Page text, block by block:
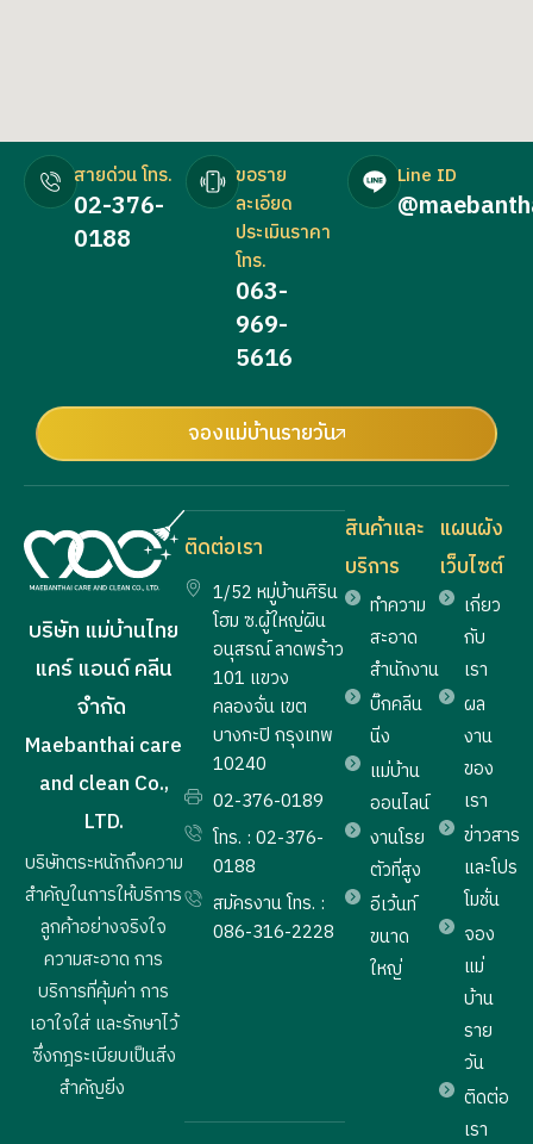
สายด่วน โทร.
02-376-
0188
ขอราย
ละเอียด
ประเมินราคา
โทร.
063-
969-
5616
Line ID
จองแม่บ้านรายวัน
บริษัท แม่บ้านไทย
แคร์ แอนด์ คลีน
จำกัด
Maebanthai care
and clean Co.,
LTD.
บริษัทตระหนักถึงความ
สำคัญในการให้บริการ
ลูกค้าอย่างจริงใจ
ความสะอาด การ
บริการที่คุ้มค่า การ
เอาใจใส่ และรักษาไว้
ซึ่งกฎระเบียบเป็นสิ่ง
สำคัญยิ่ง
ติดต่อเรา
1/52 หมู่บ้านศิริน
โฮม ซ.ผู้ใหญ่ผิน
อนุสรณ์ ลาดพร้าว
101 แขวง
คลองจั่น เขต
บางกะปิ กรุงเทพ
10240
02-376-0189
โทร. : 02-376-
0188
สมัครงาน โทร. :
086-316-2228
สินค้าและ
บริการ
ทำความ
สะอาด
สำนักงาน
บิ๊กคลีน
นิ่ง
แม่บ้าน
ออนไลน์
งานโรย
ตัวที่สูง
อีเว้นท์
ขนาด
ใหญ่
แผนผัง
เว็บไซต์
เกี่ยว
กับ
เรา
ผล
งาน
ของ
เรา
ข่าวสาร
และโปร
โมชั่น
จอง
แม่
บ้าน
ราย
วัน
ติดต่อ
เรา